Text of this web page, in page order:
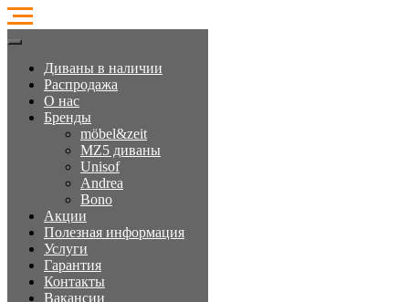
Диваны в наличии
Распродажа
О нас
Бренды
möbel&zeit
MZ5 диваны
Unisof
Andrea
Bono
Акции
Полезная информация
Услуги
Гарантия
Контакты
Вакансии